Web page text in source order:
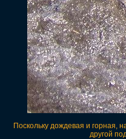
Поскольку дождевая и горная,
другой